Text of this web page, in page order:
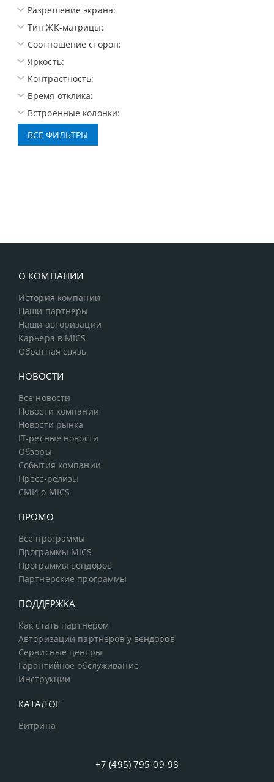
Разрешение экрана:
Тип ЖК-матрицы:
Соотношение сторон:
Яркость:
Контрастность:
Время отклика:
Встроенные колонки:
О КОМПАНИИ
История компании
Наши партнеры
Наши авторизации
Карьера в MICS
Обратная связь
НОВОСТИ
Все новости
Новости компании
Новости рынка
IT-ресные новости
Обзоры
События компании
Пресс-релизы
СМИ о MICS
ПРОМО
Все программы
Программы MICS
Программы вендоров
Партнерские программы
ПОДДЕРЖКА
Как стать партнером
Авторизации партнеров у вендоров
Сервисные центры
Гарантийное обслуживание
Инструкции
КАТАЛОГ
Витрина
+7 (495) 795-09-98